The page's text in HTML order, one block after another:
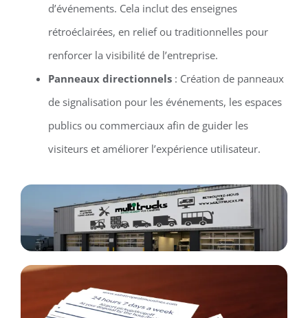
d’événements. Cela inclut des enseignes
rétroéclairées, en relief ou traditionnelles pour
renforcer la visibilité de l’entreprise.
Panneaux directionnels: Création de panneaux
de signalisation pour les événements, les espaces
publics ou commerciaux afin de guider les
visiteurs et améliorer l’expérience utilisateur.